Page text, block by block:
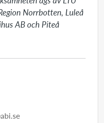
Norrbotten, Luleå
AB och Piteå